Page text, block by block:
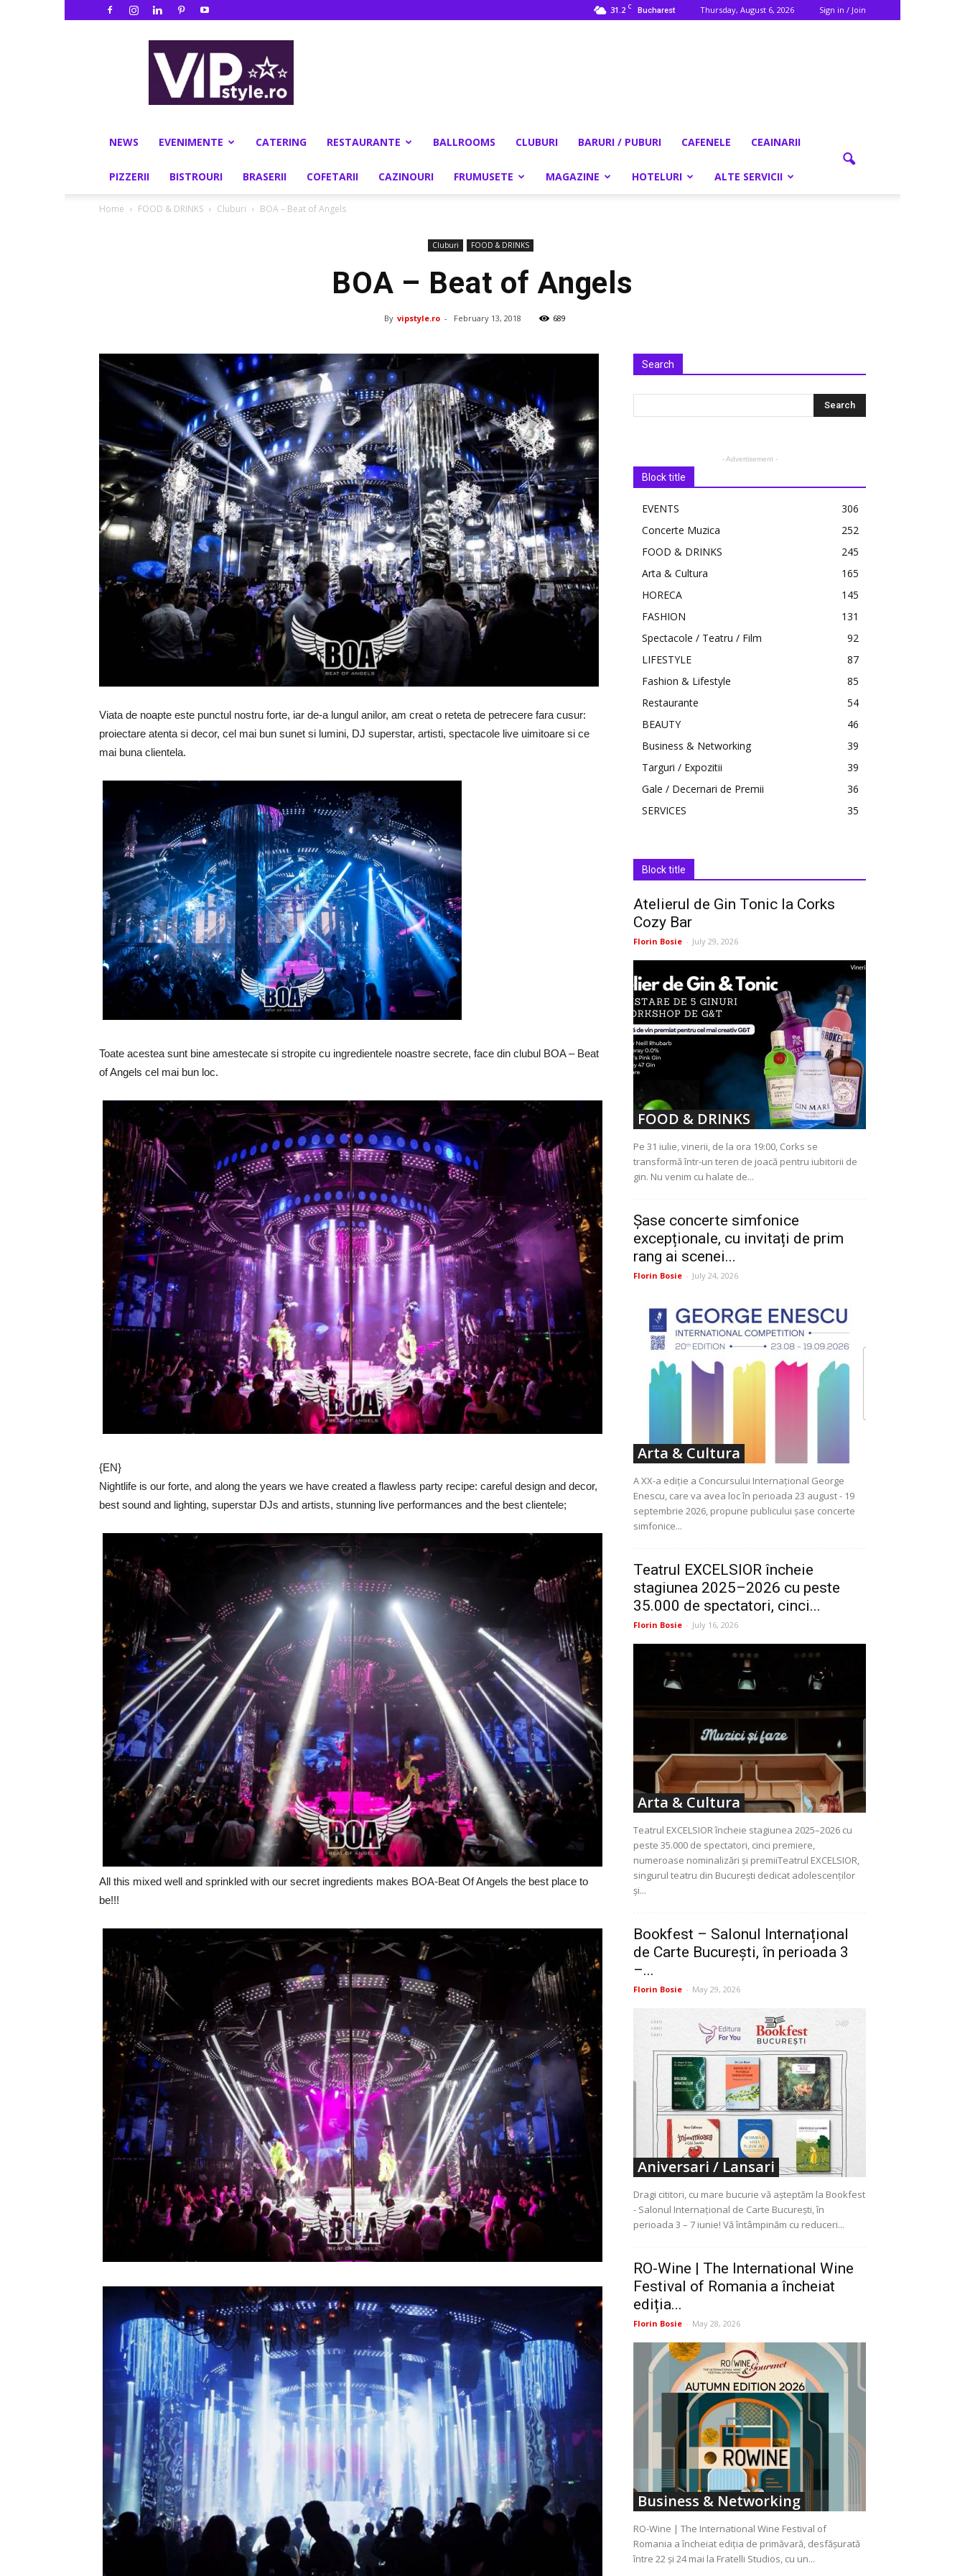
31.2 C Bucharest Thursday, August 6, 2026 Sign in / Join
NEWS EVENIMENTE CATERING RESTAURANTE BALLROOMS CLUBURI BARURI / PUBURI CAFENELE CEAINARII
PIZZERII BISTROURI BRASERII COFETARII CAZINOURI FRUMUSETE MAGAZINE HOTELURI ALTE SERVICII
Home FOOD & DRINKS Cluburi BOA – Beat of Angels
Cluburi FOOD & DRINKS
BOA – Beat of Angels
By vipstyle.ro - February 13, 2018 689
Viata de noapte este punctul nostru forte, iar de-a lungul anilor, am creat o reteta de petrecere fara cusur:
proiectare atenta si decor, cel mai bun sunet si lumini, DJ superstar, artisti, spectacole live uimitoare si ce
mai buna clientela.
Toate acestea sunt bine amestecate si stropite cu ingredientele noastre secrete, face din clubul BOA – Beat
of Angels cel mai bun loc.
{EN}
Nightlife is our forte, and along the years we have created a flawless party recipe: careful design and decor,
best sound and lighting, superstar DJs and artists, stunning live performances and the best clientele;
All this mixed well and sprinkled with our secret ingredients makes BOA-Beat Of Angels the best place to
be!!!
Search
- Advertisement -
Block title
EVENTS
306
Concerte Muzica
252
FOOD & DRINKS
245
Arta & Cultura
165
HORECA
145
FASHION
131
Spectacole / Teatru / Film
92
LIFESTYLE
87
Fashion & Lifestyle
85
Restaurante
54
BEAUTY
46
Business & Networking
39
Targuri / Expozitii
39
Gale / Decernari de Premii
36
SERVICES
35
Block title
Atelierul de Gin Tonic la Corks
Cozy Bar
Florin Bosie - July 29, 2026
FOOD & DRINKS
Pe 31 iulie, vinerii, de la ora 19:00, Corks se
transformă într-un teren de joacă pentru iubitorii de
gin. Nu venim cu halate de...
Șase concerte simfonice
excepționale, cu invitați de prim
rang ai scenei...
Florin Bosie - July 24, 2026
Arta & Cultura
A XX-a ediție a Concursului Internațional George
Enescu, care va avea loc în perioada 23 august - 19
septembrie 2026, propune publicului șase concerte
simfonice...
Teatrul EXCELSIOR încheie
stagiunea 2025–2026 cu peste
35.000 de spectatori, cinci...
Florin Bosie - July 16, 2026
Arta & Cultura
Teatrul EXCELSIOR încheie stagiunea 2025–2026 cu
peste 35.000 de spectatori, cinci premiere,
numeroase nominalizări și premiiTeatrul EXCELSIOR,
singurul teatru din București dedicat adolescenților
și...
Bookfest – Salonul Internațional
de Carte București, în perioada 3
–...
Florin Bosie - May 29, 2026
Aniversari / Lansari
Dragi cititori, cu mare bucurie vă așteptăm la Bookfest
- Salonul Internațional de Carte București, în
perioada 3 – 7 iunie! Vă întâmpinăm cu reduceri...
RO-Wine | The International Wine
Festival of Romania a încheiat
ediția...
Florin Bosie - May 28, 2026
Business & Networking
RO-Wine | The International Wine Festival of
Romania a încheiat ediția de primăvară, desfășurată
între 22 și 24 mai la Fratelli Studios, cu un...